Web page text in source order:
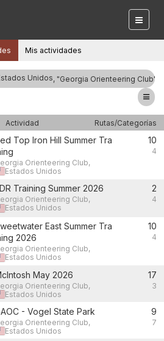
Mis actividades
Unidos, "Georgia Orienteering Club"
Actividad
Rutas/Categorías
Top Iron Hill Summer Tra
Orienteering Club,
Estados Unidos
10
4
Training Summer 2026
Orienteering Club,
Estados Unidos
2
4
East Summer Tra
2026
Orienteering Club,
Estados Unidos
10
4
May 2026
Orienteering Club,
Estados Unidos
17
3
- Vogel State Park
Orienteering Club,
Estados Unidos
9
7